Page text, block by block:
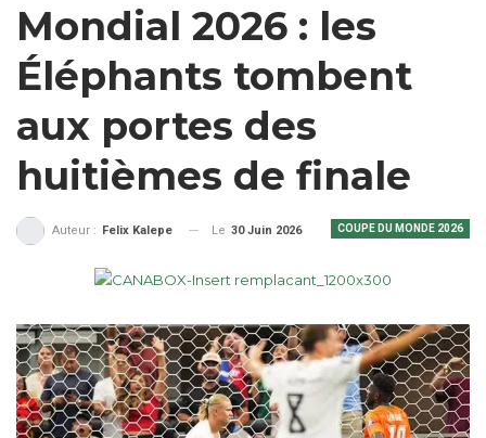
Mondial 2026 : les
Éléphants tombent
aux portes des
huitièmes de finale
COUPE DU MONDE 2026
Auteur : Felix Kalepe Le 30 Juin 2026